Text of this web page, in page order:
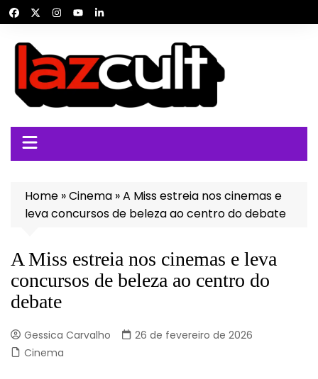
para
conteúdo
Home »Cinema »A Miss estreia nos cinemas e
leva concursos de beleza ao centro do debate
A Miss estreia nos cinemas e leva
concursos de beleza ao centro do
debate
Gessica Carvalho
26 de fevereiro de 2026
Cinema